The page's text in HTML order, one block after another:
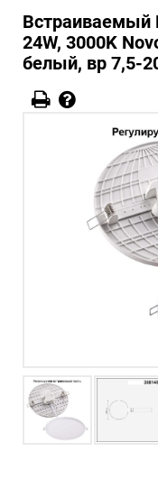
Встраиваемый
24W, 3000K
белый, вр 7,5-